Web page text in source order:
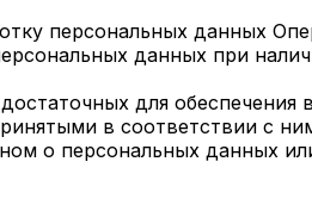
персональных данных
данных при
для обеспечения
в соответствии с
о персональных данных